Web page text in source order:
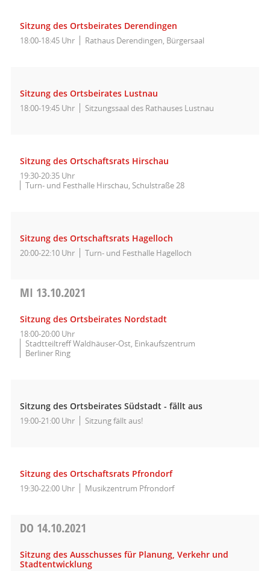
Sitzung des Ortsbeirates Derendingen
18:00-18:45 Uhr Rathaus Derendingen, Bürgersaal
Sitzung des Ortsbeirates Lustnau
18:00-19:45 Uhr Sitzungssaal des Rathauses Lustnau
Sitzung des Ortschaftsrats Hirschau
19:30-20:35 Uhr
Turn- und Festhalle Hirschau, Schulstraße 28
Sitzung des Ortschaftsrats Hagelloch
20:00-22:10 Uhr Turn- und Festhalle Hagelloch
MI 13.10.2021
Sitzung des Ortsbeirates Nordstadt
18:00-20:00 Uhr
Stadtteiltreff Waldhäuser-Ost, Einkaufszentrum
Berliner Ring
Sitzung des Ortsbeirates Südstadt - fällt aus
19:00-21:00 Uhr Sitzung fällt aus!
Sitzung des Ortschaftsrats Pfrondorf
19:30-22:00 Uhr Musikzentrum Pfrondorf
DO 14.10.2021
Sitzung des Ausschusses für Planung, Verkehr und
Stadtentwicklung